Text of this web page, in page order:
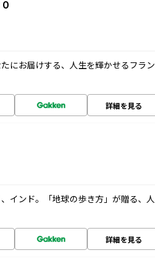
にお届けする、人生を輝かせるフラン
詳細を見る
インド。「地球の歩き方」が贈る、人
詳細を見る